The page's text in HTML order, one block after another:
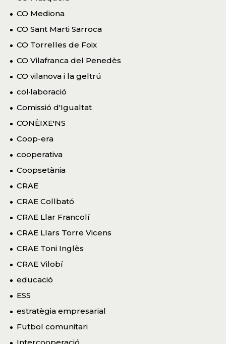
CO Mediona
CO Sant Marti Sarroca
CO Torrelles de Foix
CO Vilafranca del Penedès
CO vilanova i la geltrú
col·laboració
Comissió d'Igualtat
CONÈIXE'NS
Coop-era
cooperativa
Coopsetània
CRAE
CRAE Collbató
CRAE Llar Francolí
CRAE Llars Torre Vicens
CRAE Toni Inglès
CRAE Vilobí
educació
ESS
estratègia empresarial
Futbol comunitari